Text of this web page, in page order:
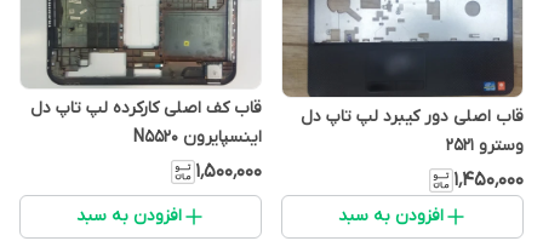
قاب اصلی دور کیبرد لپ تاپ دل
وسترو 2521
۱٬۴۵۰٬۰۰۰
افزودن به سبد
قاب کف اصلی کارکرده لپ تاپ دل
اینسپایرون N5520
۱٬۵۰۰٬۰۰۰
افزودن به سبد